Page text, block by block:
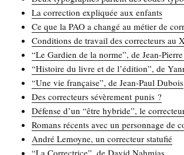
La cor­rec­tion expli­quée aux enfants
Ce que la PAO a chan­gé au métier de
Condi­tions de tra­vail des cor­rec­teurs au
“Le Gar­dien de la norme”, de Jean-
“His­toire du livre et de l’édition”, de
“Une vie fran­çaise”, de Jean-Paul Dubois
Des cor­rec­teurs sévè­re­ment punis ?
Défense d’un “être hybride”, le
Romans récents avec un per­son­nage de
André Lemoyne, un cor­rec­teur statufié